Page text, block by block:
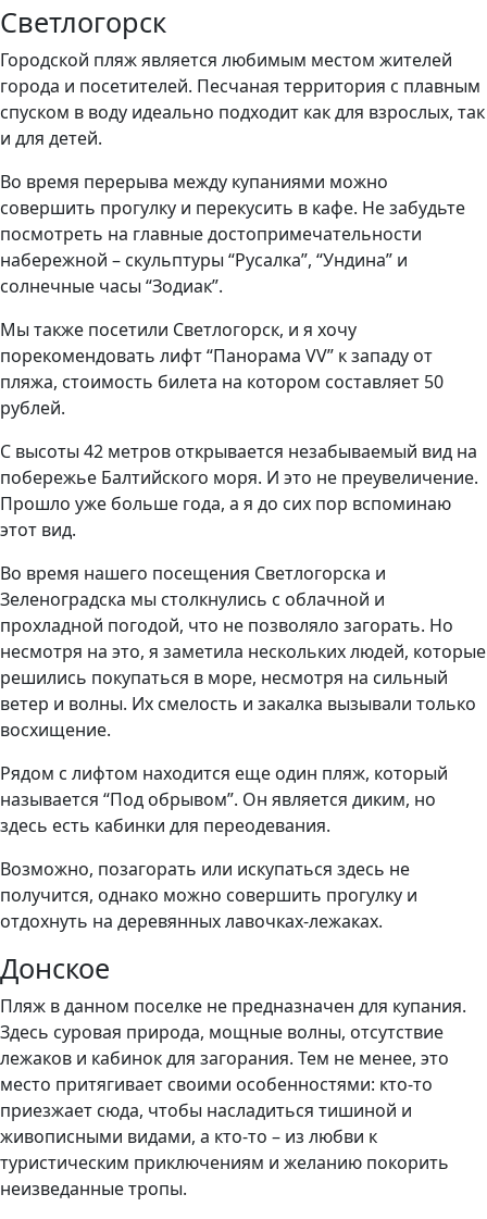
Светлогорск
Городской пляж является любимым местом жителей
города и посетителей. Песчаная территория с плавным
спуском в воду идеально подходит как для взрослых, так
и для детей.
Во время перерыва между купаниями можно
совершить прогулку и перекусить в кафе. Не забудьте
посмотреть на главные достопримечательности
набережной – скульптуры “Русалка”, “Ундина” и
солнечные часы “Зодиак”.
Мы также посетили Светлогорск, и я хочу
порекомендовать лифт “Панорама VV” к западу от
пляжа, стоимость билета на котором составляет 50
рублей.
С высоты 42 метров открывается незабываемый вид на
побережье Балтийского моря. И это не преувеличение.
Прошло уже больше года, а я до сих пор вспоминаю
этот вид.
Во время нашего посещения Светлогорска и
Зеленоградска мы столкнулись с облачной и
прохладной погодой, что не позволяло загорать. Но
несмотря на это, я заметила нескольких людей, которые
решились покупаться в море, несмотря на сильный
ветер и волны. Их смелость и закалка вызывали только
восхищение.
Рядом с лифтом находится еще один пляж, который
называется “Под обрывом”. Он является диким, но
здесь есть кабинки для переодевания.
Возможно, позагорать или искупаться здесь не
получится, однако можно совершить прогулку и
отдохнуть на деревянных лавочках-лежаках.
Донское
Пляж в данном поселке не предназначен для купания.
Здесь суровая природа, мощные волны, отсутствие
лежаков и кабинок для загорания. Тем не менее, это
место притягивает своими особенностями: кто-то
приезжает сюда, чтобы насладиться тишиной и
живописными видами, а кто-то – из любви к
туристическим приключениям и желанию покорить
неизведанные тропы.